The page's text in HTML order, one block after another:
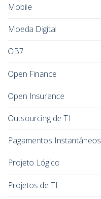
Mobile
Moeda Digital
OB7
Open Finance
Open Insurance
Outsourcing de TI
Pagamentos Instantâneos
Projeto Lógico
Projetos de TI